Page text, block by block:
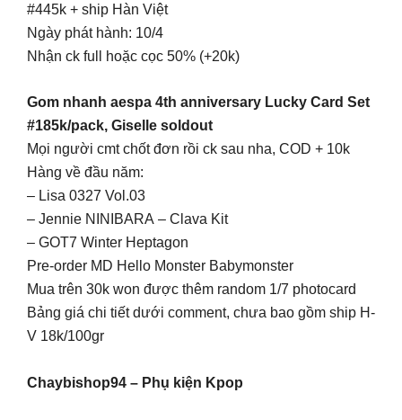
#445k + ship Hàn Việt
Ngày phát hành: 10/4
Nhận ck full hoặc cọc 50% (+20k)
Gom nhanh aespa 4th anniversary Lucky Card Set
#185k/pack, Giselle soldout
Mọi người cmt chốt đơn rồi ck sau nha, COD + 10k
Hàng về đầu năm:
– Lisa 0327 Vol.03
– Jennie NINIBARA – Clava Kit
– GOT7 Winter Heptagon
Pre-order MD Hello Monster Babymonster
Mua trên 30k won được thêm random 1/7 photocard
Bảng giá chi tiết dưới comment, chưa bao gồm ship H-
V 18k/100gr
Chaybishop94 – Phụ kiện Kpop